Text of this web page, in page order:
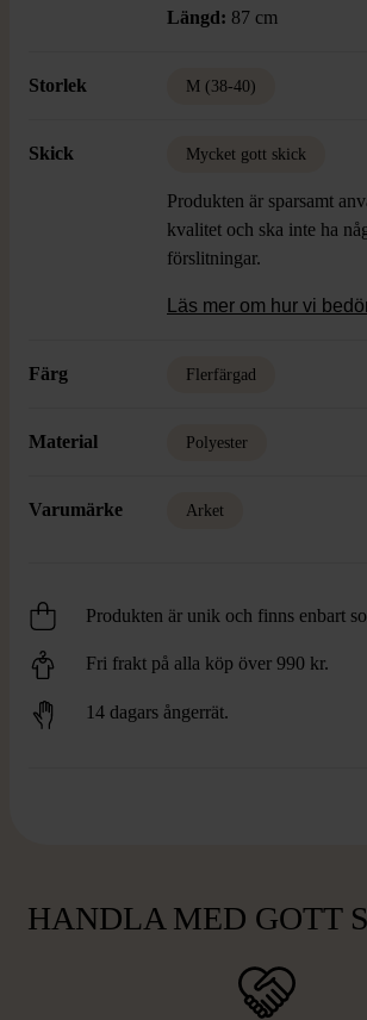
Längd: 87 cm
Storlek M (38-40)
Skick Mycket gott skick
Produkten är sparsamt
kvalitet och ska inte ha
förslitningar.
Läs mer om hur vi
Färg Flerfärgad
Material Polyester
Varumärke Arket
Produkten är unik och finns enbart
Fri frakt på alla köp över 990 kr.
14 dagars ångerrät.
HANDLA MED GOTT